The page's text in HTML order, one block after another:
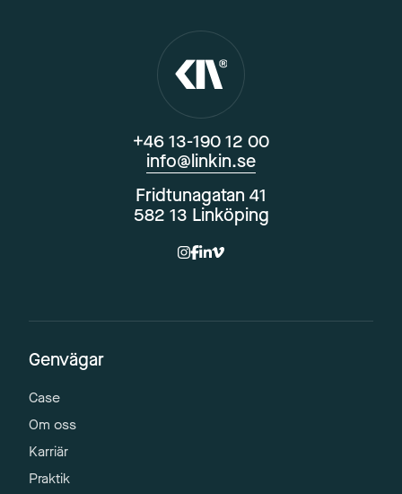
+46 13-190 12 00
info@linkin.se
Fridtunagatan 41
582 13 Linköping
Genvägar
Case
Om oss
Karriär
Praktik